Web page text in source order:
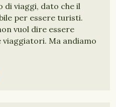
di viaggi, dato che il
per essere turisti.
vuol dire essere
viaggiatori. Ma andiamo